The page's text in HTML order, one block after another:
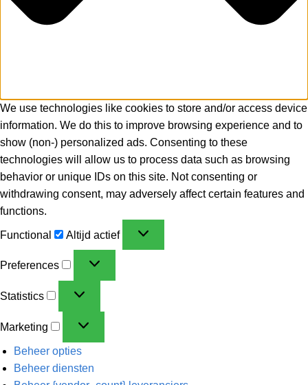
We use technologies like cookies to store and/or access device
information. We do this to improve browsing experience and to
show (non-) personalized ads. Consenting to these
technologies will allow us to process data such as browsing
behavior or unique IDs on this site. Not consenting or
withdrawing consent, may adversely affect certain features and
functions.
Functional Altijd actief
Preferences
Statistics
Marketing
Beheer opties
Beheer diensten